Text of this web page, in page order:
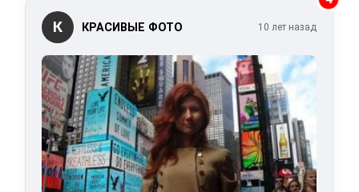
К КРАСИВЫЕ ФОТО 10 лет назад